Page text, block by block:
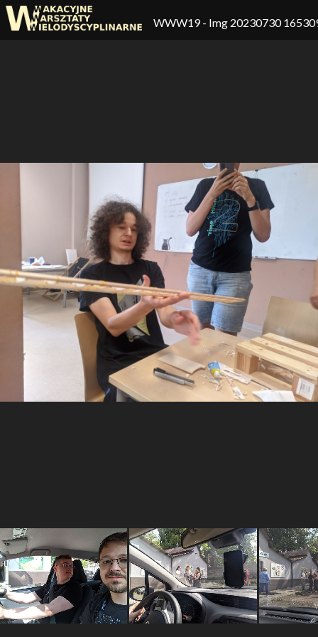
WWW19- Img 20230730